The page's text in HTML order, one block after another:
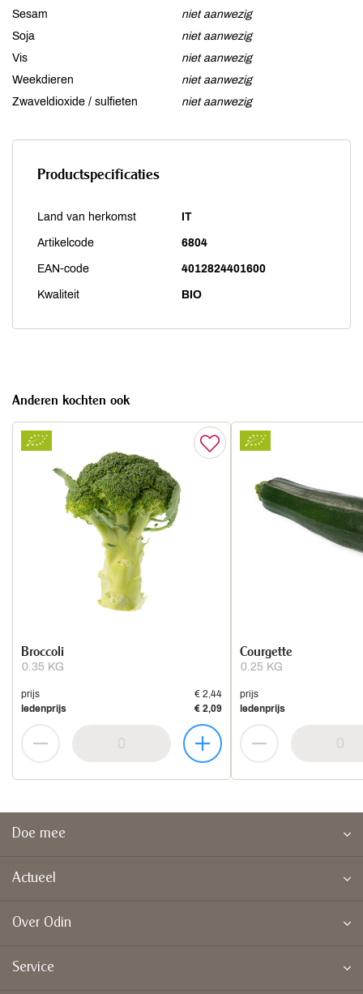
Sesam
niet aanwezig
Soja
niet aanwezig
Vis
niet aanwezig
Weekdieren
niet aanwezig
Zwaveldioxide / sulfieten
niet aanwezig
Productspecificaties
Land van herkomst IT
Artikelcode 6804
EAN-code 4012824401600
Kwaliteit BIO
Anderen kochten ook
0.35 KG
Broccoli
prijs
€ 2,44
ledenprijs
€ 2,09
0.25 KG
Courgette
prijs
ledenprijs
Doe mee
Actueel
Over Odin
Service